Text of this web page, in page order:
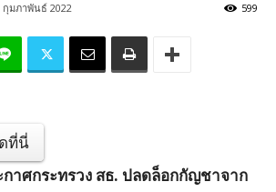
599
กุมภาพันธ์ 2022
ที่นี่
าศกระทรวง สธ. ปลดล็อกกัญชาจาก